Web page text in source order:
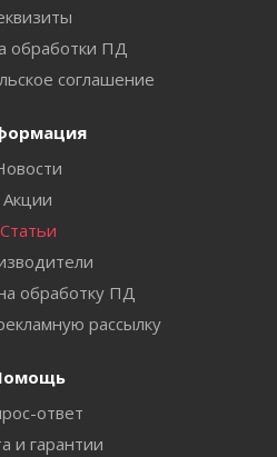
обработки ПД
соглашение
Акции
Статьи
обработку ПД
рассылку
ответ
и гарантии